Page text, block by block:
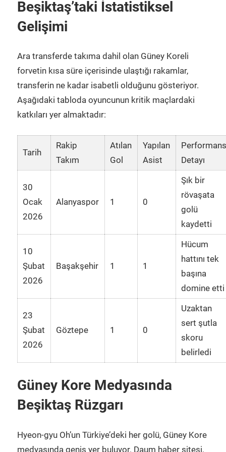
Beşiktaş’taki İstatistiksel
Gelişimi
Ara transferde takıma dahil olan Güney Koreli
forvetin kısa süre içerisinde ulaştığı rakamlar,
transferin ne kadar isabetli olduğunu gösteriyor.
Aşağıdaki tabloda oyuncunun kritik maçlardaki
katkıları yer almaktadır:
Tarih
Rakip
Takım
Atılan
Gol
Yapılan
Asist
Detayı
30
Ocak
2026
Alanyaspor 1 0
Şık bir
rövaşata
golü
kaydetti
10
Şubat
2026
Başakşehir 1 1
Hücum
hattını tek
başına
domine etti
23
Şubat
2026
Göztepe 1 0
Uzaktan
sert şutla
skoru
belirledi
Güney Kore Medyasında
Beşiktaş Rüzgarı
Hyeon-gyu Oh’un Türkiye’deki her golü, Güney Kore
medyasında geniş yer buluyor. Daum haber sitesi,